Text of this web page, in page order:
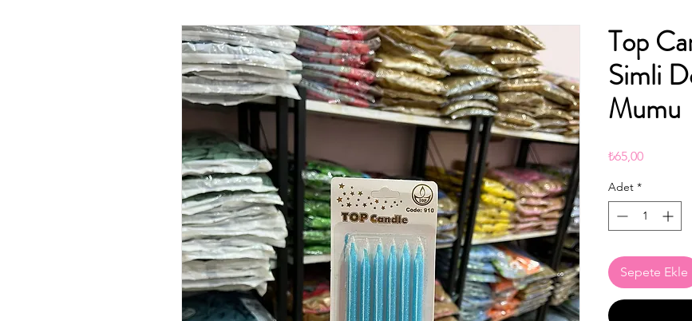
Top
Simli
Mumu
₺65,00Fiyat
Adet *
Sepete Ekle